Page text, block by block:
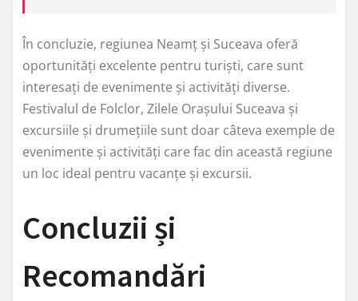
În concluzie, regiunea Neamț și Suceava oferă
oportunități excelente pentru turiști, care sunt
interesați de evenimente și activități diverse.
Festivalul de Folclor, Zilele Orașului Suceava și
excursiile și drumețiile sunt doar câteva exemple de
evenimente și activități care fac din această regiune
un loc ideal pentru vacanțe și excursii.
Concluzii și
Recomandări